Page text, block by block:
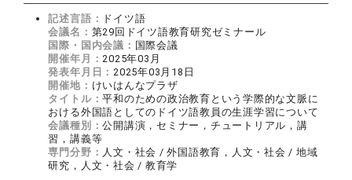
記述言語： ドイツ語
会議名： 第29回ドイツ語教育研究ゼミナール
国際・国内会議： 国際会議
開催年月：2025年03月
発表年月日：2025年03月18日
開催地： けいはんなプラザ
タイトル：平和のための政治教育という学際的な文脈に
おける外国語としてのドイツ語教員の生涯学習について
会議種別：公開講演，セミナー，チュートリアル，講
習，講義等
専門分野： 人文・社会 / 外国語教育，人文・社会 / 地域
研究，人文・社会 / 教育学